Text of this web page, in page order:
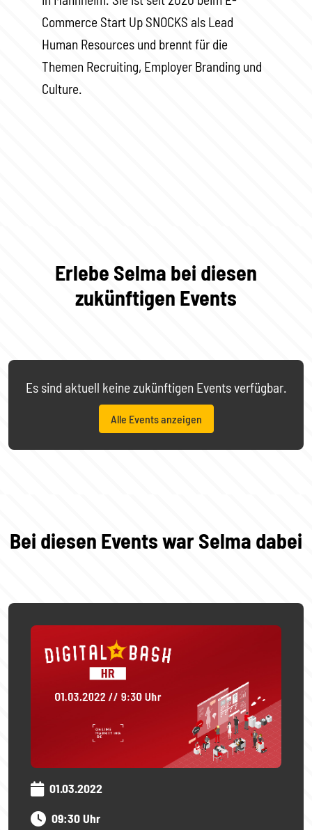
Commerce Start Up SNOCKS als Lead
Human Resources und brennt für die
Themen Recruiting, Employer Branding und
Culture.
Erlebe Selma bei diesen
zukünftigen Events
Es sind aktuell keine zukünftigen Events verfügbar.
Alle Events anzeigen
Bei diesen Events war Selma dabei
01.03.2022
09:30 Uhr